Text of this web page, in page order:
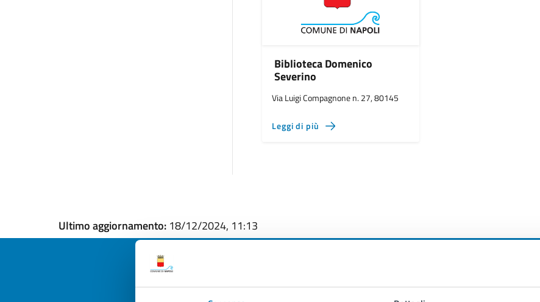
Biblioteca Domenico
Severino
Via Luigi Compagnone n. 27, 80145
Leggi di più
Ultimo aggiornamento: 18/12/2024, 11:13